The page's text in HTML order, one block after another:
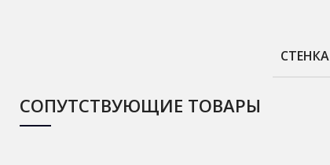
СТЕНКА
СОПУТСТВУЮЩИЕ ТОВАРЫ